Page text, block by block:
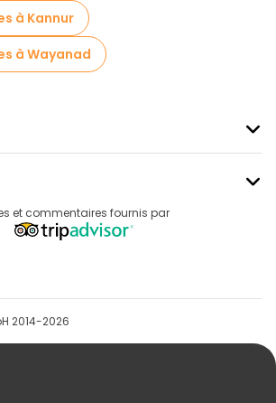
à Kannur
à Wayanad
et commentaires fournis par
2014-2026